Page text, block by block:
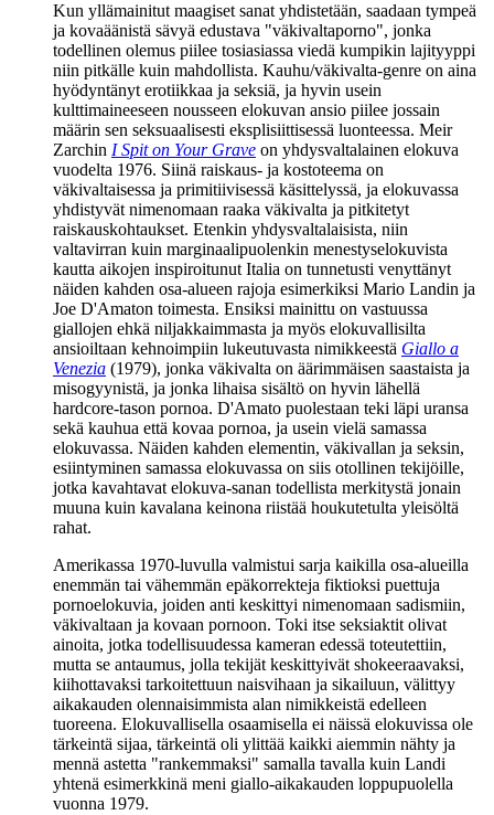
Kun yllämainitut maagiset sanat yhdistetään, saadaan tympeä
ja kovaäänistä sävyä edustava "väkivaltaporno", jonka
todellinen olemus piilee tosiasiassa viedä kumpikin lajityyppi
niin pitkälle kuin mahdollista. Kauhu/väkivalta-genre on aina
hyödyntänyt erotiikkaa ja seksiä, ja hyvin usein
kulttimaineeseen nousseen elokuvan ansio piilee jossain
määrin sen seksuaalisesti eksplisiittisessä luonteessa. Meir
Zarchin I Spit on Your Grave on yhdysvaltalainen elokuva
vuodelta 1976. Siinä raiskaus‑ ja kostoteema on
väkivaltaisessa ja primitiivisessä käsittelyssä, ja elokuvassa
yhdistyvät nimenomaan raaka väkivalta ja pitkitetyt
raiskauskohtaukset. Etenkin yhdysvaltalaisista, niin
valtavirran kuin marginaalipuolenkin menestyselokuvista
kautta aikojen inspiroitunut Italia on tunnetusti venyttänyt
näiden kahden osa‑alueen rajoja esimerkiksi Mario Landin ja
Joe D'Amaton toimesta. Ensiksi mainittu on vastuussa
giallojen ehkä niljakkaimmasta ja myös elokuvallisilta
ansioiltaan kehnoimpiin lukeutuvasta nimikkeestä Giallo a
Venezia (1979), jonka väkivalta on äärimmäisen saastaista ja
misogyynistä, ja jonka lihaisa sisältö on hyvin lähellä
hardcore-tason pornoa. D'Amato puolestaan teki läpi uransa
sekä kauhua että kovaa pornoa, ja usein vielä samassa
elokuvassa. Näiden kahden elementin, väkivallan ja seksin,
esiintyminen samassa elokuvassa on siis otollinen tekijöille,
jotka kavahtavat elokuva-sanan todellista merkitystä jonain
muuna kuin kavalana keinona riistää houkutetulta yleisöltä
rahat.
Amerikassa 1970‑luvulla valmistui sarja kaikilla osa‑alueilla
enemmän tai vähemmän epäkorrekteja fiktioksi puettuja
pornoelokuvia, joiden anti keskittyi nimenomaan sadismiin,
väkivaltaan ja kovaan pornoon. Toki itse seksiaktit olivat
ainoita, jotka todellisuudessa kameran edessä toteutettiin,
mutta se antaumus, jolla tekijät keskittyivät shokeeraavaksi,
kiihottavaksi tarkoitettuun naisvihaan ja sikailuun, välittyy
aikakauden olennaisimmista alan nimikkeistä edelleen
tuoreena. Elokuvallisella osaamisella ei näissä elokuvissa ole
tärkeintä sijaa, tärkeintä oli ylittää kaikki aiemmin nähty ja
mennä astetta "rankemmaksi" samalla tavalla kuin Landi
yhtenä esimerkkinä meni giallo-aikakauden loppupuolella
vuonna 1979.